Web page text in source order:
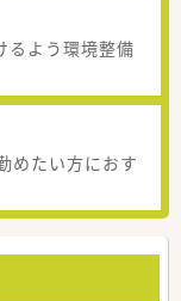
るよう環境整備
めたい方におす